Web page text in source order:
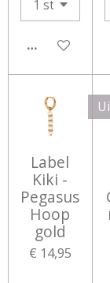
IN
Label
Kiki -
Pegasus
Hoop
gold
€ 14,95